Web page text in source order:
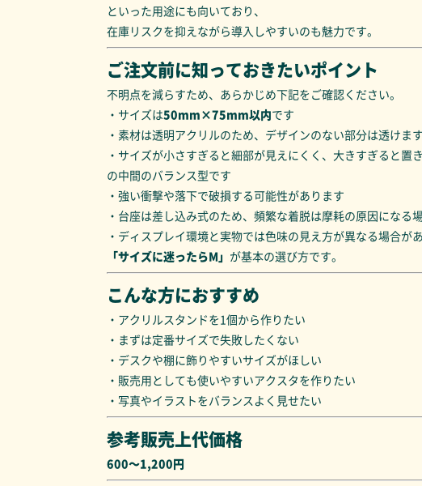
といった用途にも向いており、
在庫リスクを抑えながら導入しやすいのも魅力です。
ご注文前に知っておきたいポイント
不明点を減らすため、あらかじめ下記をご確認ください。
・サイズは50mm×75mm以内です
・素材は透明アクリルのため、デザインのない部分は透けます
・サイズが小さすぎると細部が見えにくく、大きすぎると置
の中間のバランス型です
・強い衝撃や落下で破損する可能性があります
・台座は差し込み式のため、頻繁な着脱は摩耗の原因になる
・ディスプレイ環境と実物では色味の見え方が異なる場合が
「サイズに迷ったらM」 が基本の選び方です。
こんな方におすすめ
・アクリルスタンドを1個から作りたい
・まずは定番サイズで失敗したくない
・デスクや棚に飾りやすいサイズがほしい
・販売用としても使いやすいアクスタを作りたい
・写真やイラストをバランスよく見せたい
参考販売上代価格
600～1,200円